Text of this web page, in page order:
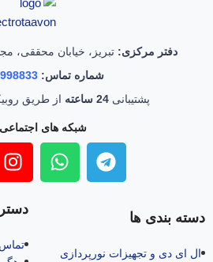
دفتر مرکزی: تبریز، خیابان محققی،
شماره تماس:
پشتیبانی24 ساعته از طریق
شبکه های
دسته بندی ها
ال‌ ای‌ دی و تجهیزات نورپردازی
تماس